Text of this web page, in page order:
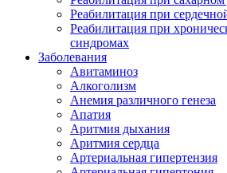
Реабилитация при
Реабилитация при
синдромах
Заболевания
Авитаминоз
Алкоголизм
Анемия различного генеза
Апатия
Аритмия дыхания
Аритмия сердца
Артериальная гипертензия